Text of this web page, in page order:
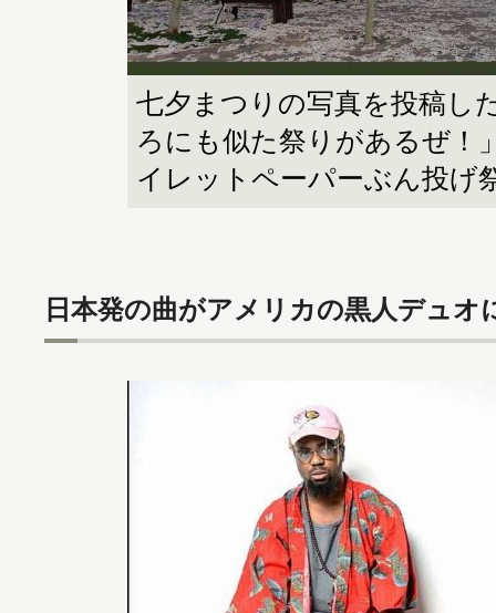
七夕まつりの写真を投稿し
ろにも似た祭りがあるぜ！
イレットペーパーぶん投げ
日本発の曲がアメリカの黒人デュ